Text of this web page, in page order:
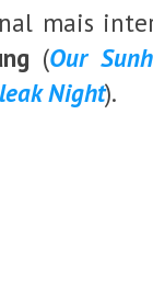
mais
(Our
Night).